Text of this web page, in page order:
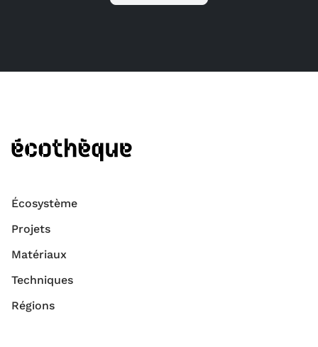
Écosystème
Projets
Matériaux
Techniques
Régions